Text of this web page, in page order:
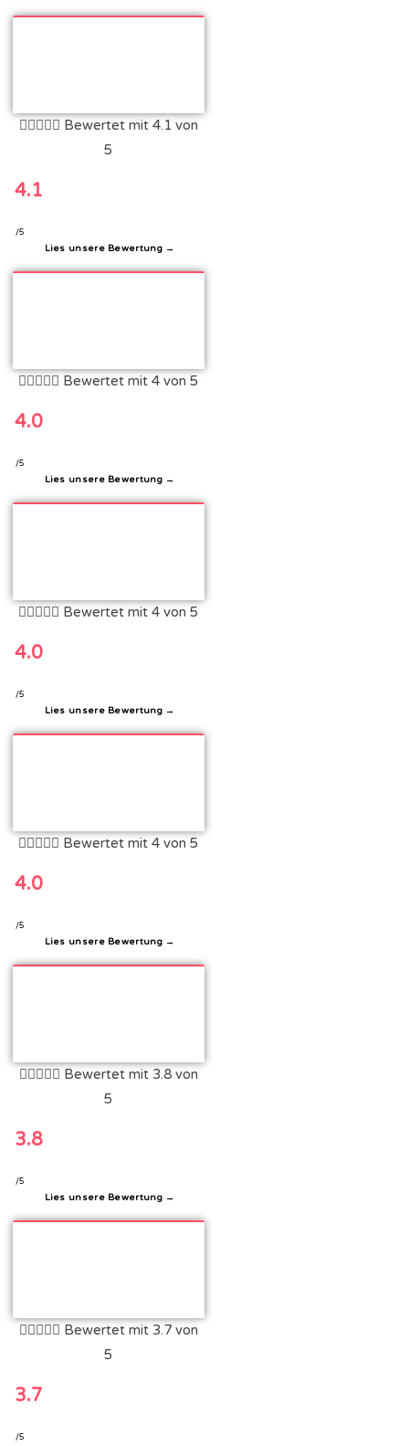
 Bewertet mit 4.1 von
5
4.1
/5
Lies unsere Bewertung →
 Bewertet mit 4 von 5
4.0
/5
Lies unsere Bewertung →
 Bewertet mit 4 von 5
4.0
/5
Lies unsere Bewertung →
 Bewertet mit 4 von 5
4.0
/5
Lies unsere Bewertung →
 Bewertet mit 3.8 von
5
3.8
/5
Lies unsere Bewertung →
 Bewertet mit 3.7 von
5
3.7
/5